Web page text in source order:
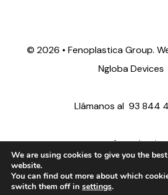
© 2026 • Fenoplastica Group.
Ngloba Devices
Llámanos al 93 844
We are using cookies to give you the
website.
You can find out more about which
switch them off in settings.